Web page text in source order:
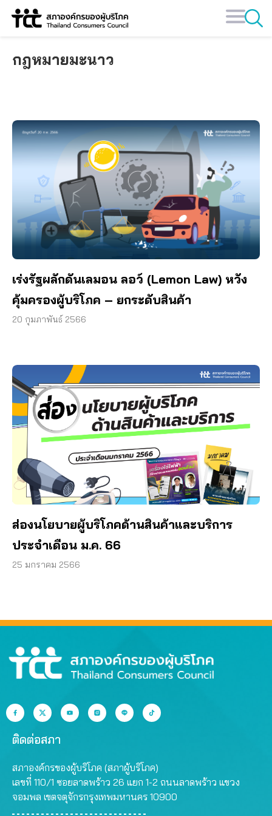
Skip
กฎหมายมะนาว
เร่งรัฐผลักดันเลมอน ลอว์ (Lemon Law) หวัง
คุ้มครองผู้บริโภค – ยกระดับสินค้า
20 กุมภาพันธ์ 2566
ส่องนโยบายผู้บริโภคด้านสินค้าและบริการ
ประจำเดือน ม.ค. 66
25 มกราคม 2566
ติดต่อสภา
สภาองค์กรของผู้บริโภค (สภาผู้บริโภค)
เลขที่ 110/1 ซอยลาดพร้าว 26 แยก 1-2 ถนนลาดพร้าว แขวง
จอมพล เขตจตุจักรกรุงเทพมหานคร 10900